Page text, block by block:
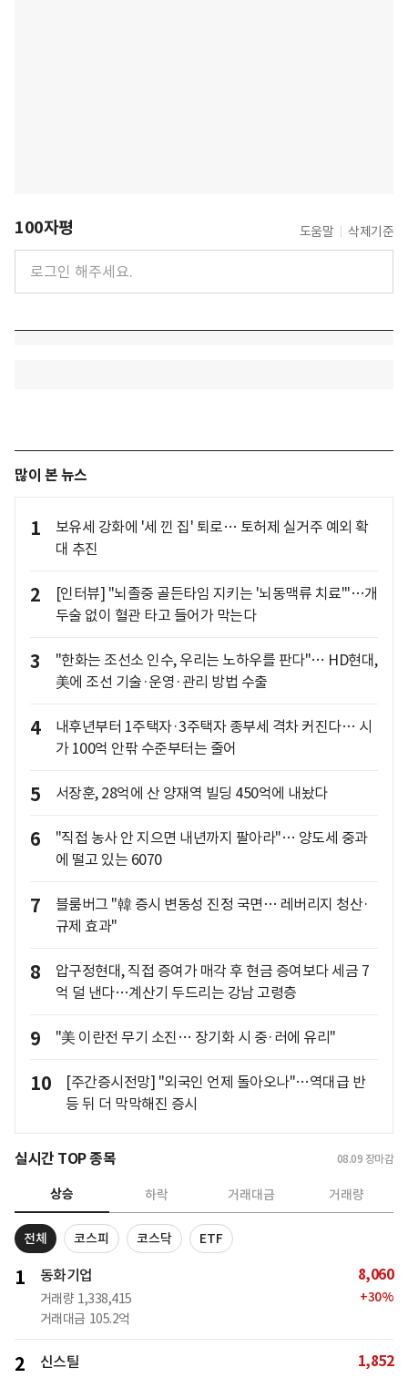
100자평 도움말 삭제기준
많이 본 뉴스
1
보유세 강화에 '세 낀 집' 퇴로… 토허제 실거주 예외 확
대 추진
2
[인터뷰] "뇌졸중 골든타임 지키는 '뇌동맥류 치료'"…개
두술 없이 혈관 타고 들어가 막는다
3
"한화는 조선소 인수, 우리는 노하우를 판다"… HD현대,
美에 조선 기술·운영·관리 방법 수출
4
내후년부터 1주택자·3주택자 종부세 격차 커진다… 시
가 100억 안팎 수준부터는 줄어
5 서장훈, 28억에 산 양재역 빌딩 450억에 내놨다
6
"직접 농사 안 지으면 내년까지 팔아라"… 양도세 중과
에 떨고 있는 6070
7
블룸버그 "韓 증시 변동성 진정 국면… 레버리지 청산·
규제 효과"
8
압구정현대, 직접 증여가 매각 후 현금 증여보다 세금 7
억 덜 낸다…계산기 두드리는 강남 고령층
9 "美 이란전 무기 소진… 장기화 시 중·러에 유리"
10
[주간증시전망] "외국인 언제 돌아오나"…역대급 반
등 뒤 더 막막해진 증시
실시간 TOP 종목 08.09 장마감
상승 하락 거래대금 거래량
전체 코스피 코스닥 ETF
1 동화기업
거래량 1,338,415
거래대금 105.2억
8,060
+30%
2 신스틸 1,852